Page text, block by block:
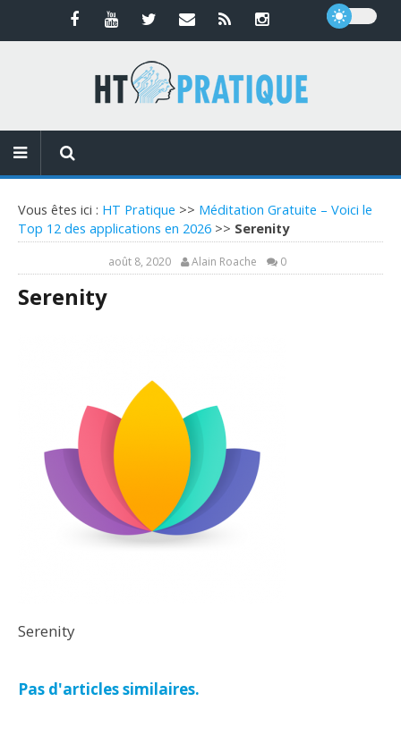
Vous êtes ici : HT Pratique >> Méditation Gratuite – Voici le
Top 12 des applications en 2026 >> Serenity
août 8, 2020 Alain Roache 0
Serenity
Serenity
Pas d'articles similaires.